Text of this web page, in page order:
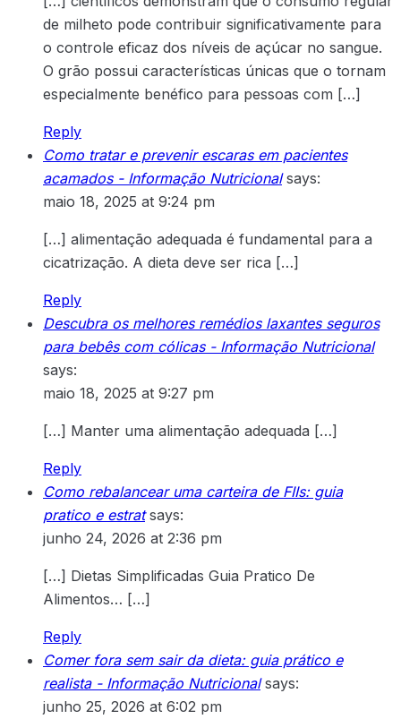
de milheto pode contribuir significativamente para
o controle eficaz dos níveis de açúcar no sangue.
O grão possui características únicas que o tornam
especialmente benéfico para pessoas com […]
Reply
Como tratar e prevenir escaras em pacientes
acamados - Informação Nutricional says:
maio 18, 2025 at 9:24 pm
[…] alimentação adequada é fundamental para a
cicatrização. A dieta deve ser rica […]
Reply
Descubra os melhores remédios laxantes seguros
para bebês com cólicas - Informação Nutricional
says:
maio 18, 2025 at 9:27 pm
[…] Manter uma alimentação adequada […]
Reply
Como rebalancear uma carteira de FIIs: guia
pratico e estrat says:
junho 24, 2026 at 2:36 pm
[…] Dietas Simplificadas Guia Pratico De
Alimentos… […]
Reply
Comer fora sem sair da dieta: guia prático e
realista - Informação Nutricional says:
junho 25, 2026 at 6:02 pm